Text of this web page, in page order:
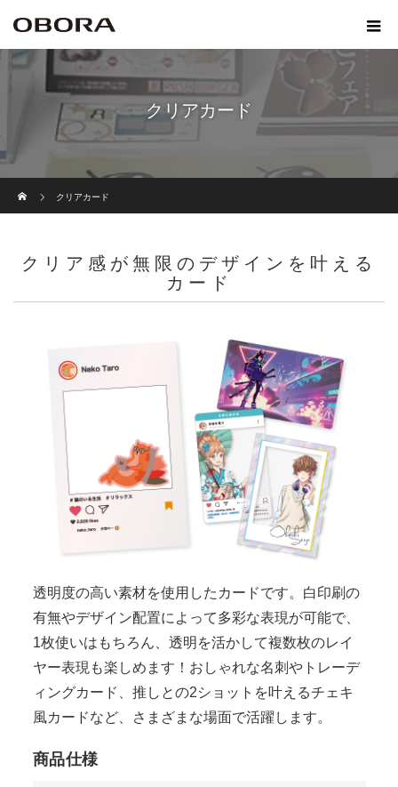
クリアカード
クリアカード
クリア感が無限のデザインを叶える
カード
透明度の高い素材を使用したカードです。白印刷の
有無やデザイン配置によって多彩な表現が可能で、
1枚使いはもちろん、透明を活かして複数枚のレイ
ヤー表現も楽しめます！おしゃれな名刺やトレーデ
ィングカード、推しとの2ショットを叶えるチェキ
風カードなど、さまざまな場面で活躍します。
商品仕様